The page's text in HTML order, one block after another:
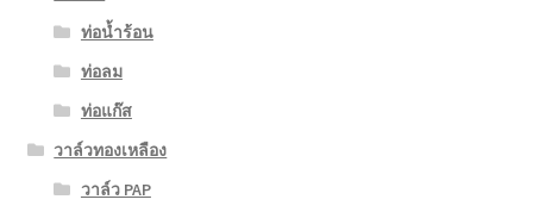
ท่อน้ำร้อน
ท่อลม
ท่อแก๊ส
วาล์วทองเหลือง
วาล์ว PAP